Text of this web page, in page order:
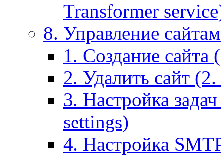
Transformer
8. Управление
1. Создание сайта
2. Удалить сайт
3. Настройка
settings)
4. Настройка